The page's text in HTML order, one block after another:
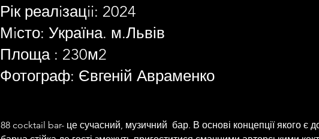
Рік реалiзацii: 2024
Мiсто: Україна. м.Львів
Площа : 230м2
Фотограф: Євгеній Авраменко
88 cocktail bar- це сучасний, музичний  бар. В основі концепції якого є